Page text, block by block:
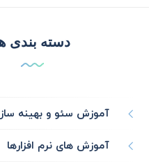
دسته بندی
آموزش سئو و بهینه
آموزش های نرم افزارها